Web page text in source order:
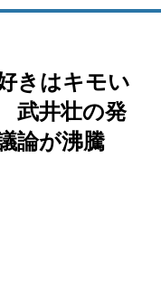
きはキモい
武井壮の発
論が沸騰